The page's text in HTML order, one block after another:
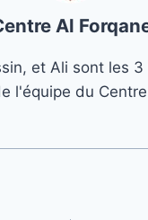
Al
et Ali sont les
l'équipe du